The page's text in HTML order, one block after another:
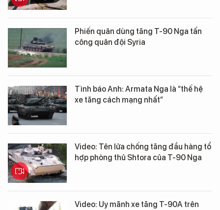
Phiến quân dùng tăng T-90 Nga tấn
công quân đội Syria
Tình báo Anh: Armata Nga là “thế hệ
xe tăng cách mạng nhất”
Video: Tên lửa chống tăng đầu hàng tổ
hợp phòng thủ Shtora của T-90 Nga
Video: Uy mãnh xe tăng T-90A trên